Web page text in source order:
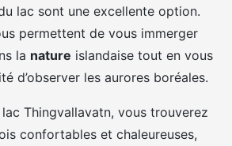
lac sont une excellente option.
permettent de vous immerger
la nature islandaise tout en vous
d’observer les aurores boréales.
Thingvallavatn, vous trouverez
confortables et chaleureuses,